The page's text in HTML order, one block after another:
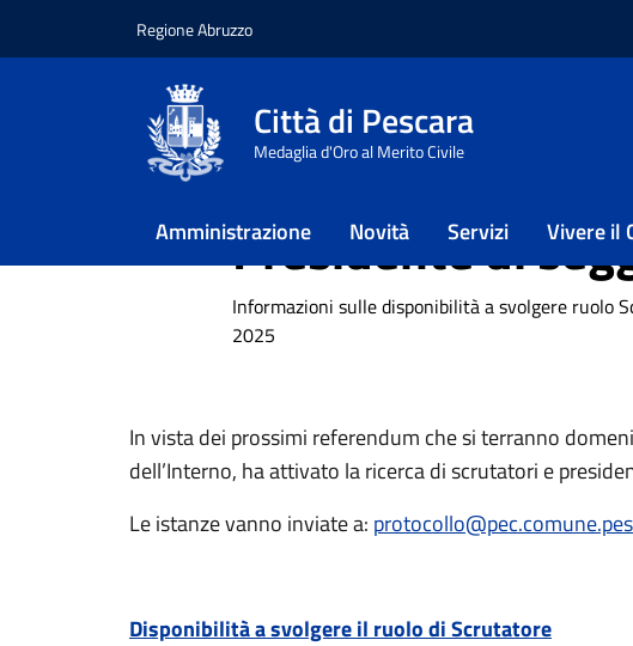
Regione Abruzzo
Città di Pescara
Medaglia d'Oro al Merito Civile
Amministrazione Novità Servizi Vivere il
Home / Referendum abrogativi 8-9 giugno 2025
Disponibilità a
Presidente di
Informazioni sulle disponibilità a svolgere ruolo
2025
In vista dei prossimi referendum che si terranno
dell’Interno, ha attivato la ricerca di scrutatori e
Le istanze vanno inviate a:
Disponibilità a svolgere il ruolo di Scrutatore